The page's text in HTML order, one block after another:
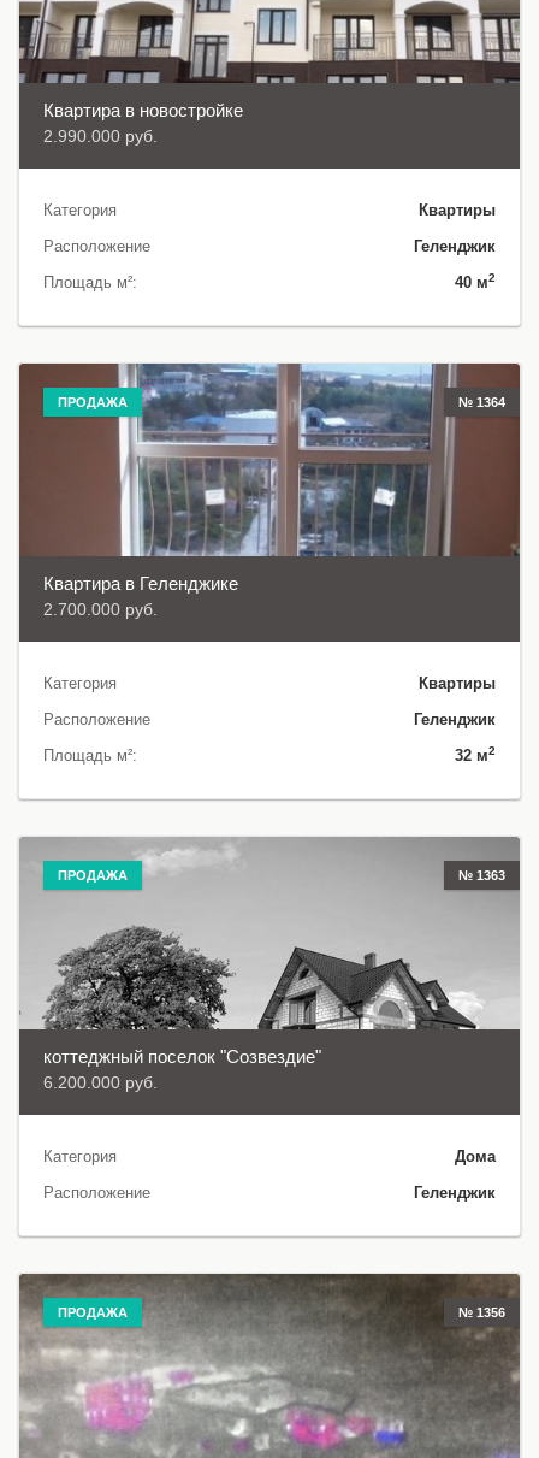
Квартира в новостройке
2.990.000 руб.
Категория
Квартиры
Расположение
Геленджик
Площадь м²:
40 м2
ПРОДАЖА № 1364
Квартира в Геленджике
2.700.000 руб.
Категория
Квартиры
Расположение
Геленджик
Площадь м²:
32 м2
ПРОДАЖА № 1363
коттеджный поселок "Созвездие"
6.200.000 руб.
Категория
Дома
Расположение
Геленджик
ПРОДАЖА № 1356